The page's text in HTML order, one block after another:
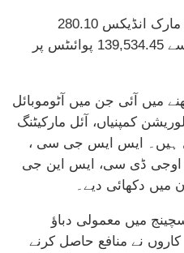
صبح 10:50 بجے کے قریب بینچ مارک انڈیکس 280.10
پوائنٹس یا 0.20 فیصد اضافے سے 139,534.45 پوائںٹس پر
میں آئی جن میں آٹوموبائل
کمپنیاں، آئل مارکیٹنگ
ہیں۔ ایس ایس جی سی ،
اوجی ڈی سی، ایس این جی
میں دکھائی دیے۔
میں معمولی دباؤ
کاروں نے منافع حاصل کرنے